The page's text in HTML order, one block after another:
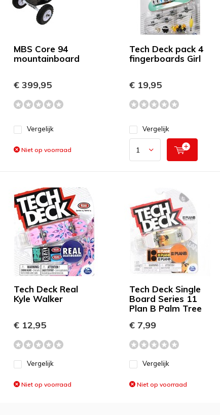
MBS Core 94
mountainboard
€ 399,95
Vergelijk
Niet op voorraad
Tech Deck pack 4
fingerboards Girl
€ 19,95
Vergelijk
Tech Deck Real
Kyle Walker
€ 12,95
Vergelijk
Niet op voorraad
Tech Deck Single
Board Series 11
Plan B Palm Tree
€ 7,99
Vergelijk
Niet op voorraad